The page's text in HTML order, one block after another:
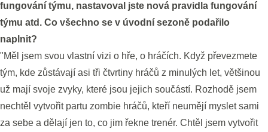
fungování týmu, nastavoval jste nová pravidla fungování
týmu atd. Co všechno se v úvodní sezoně podařilo
naplnit?
"Měl jsem svou vlastní vizi o hře, o hráčích. Když převezmete
tým, kde zůstávají asi tři čtvrtiny hráčů z minulých let, většinou
už mají svoje zvyky, které jsou jejich součástí. Rozhodě jsem
nechtěl vytvořit partu zombie hráčů, kteří neumějí myslet sami
za sebe a dělají jen to, co jim řekne trenér. Chtěl jsem vytvořit